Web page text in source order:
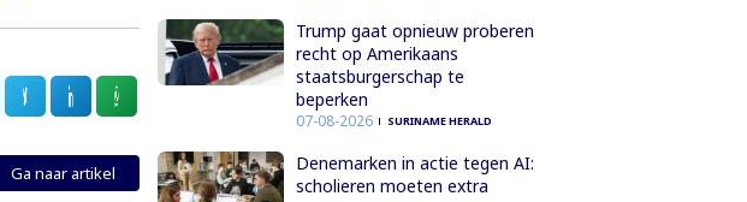
Ga naar artikel
Trump gaat opnieuw proberen
recht op Amerikaans
staatsburgerschap te
beperken
07-08-2026 SURINAME HERALD
Denemarken in actie tegen AI:
scholieren moeten extra